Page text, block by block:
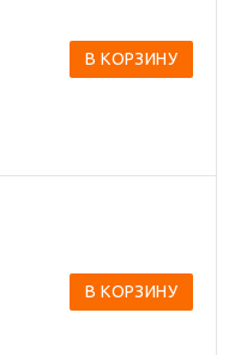
В КОРЗИНУ
В КОРЗИНУ